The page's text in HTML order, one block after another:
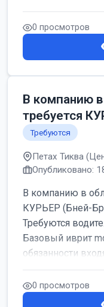
0 просмотров
В компанию
требуется
Требуются
Петах Тиква
Опубликовано:
В компанию в
КУРЬЕР (Бней-
Требуются
Базовый иврит
обязанности
0 просмотров